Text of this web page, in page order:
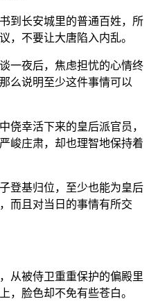
到长安城里的普通百姓，所
，不要让大唐陷入内乱。
一夜后，焦虑担忧的心情终
么说明至少这件事情可以
侥幸活下来的皇后派官员，
峻庄肃，却也理智地保持着
登基归位，至少也能为皇后
而且对当日的事情有所交
从被侍卫重重保护的偏殿里
，脸色却不免有些苍白。